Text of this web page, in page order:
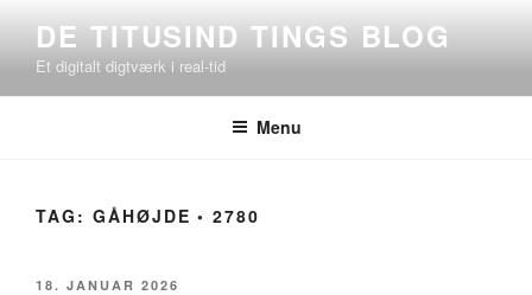
indhold
DE TITUSIND TINGS BLOG
Et digitalt digtværk i real-tid
Menu
TAG: GÅHØJDE ◦ 2780
UDGIVET
18. JANUAR 2026